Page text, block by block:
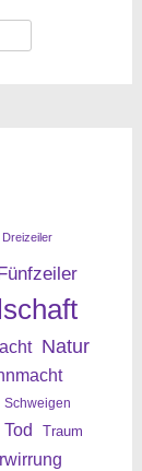
Dreizeiler
Natur
Schweigen
Tod Traum